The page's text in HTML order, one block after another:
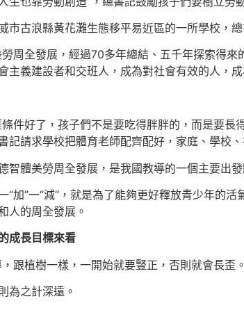
市古浪縣黃花灘生態移平易近區的一所學校，
勞周全發展，經過70多年總結、五千年探索得
主義建設者和交班人，成為對社會有效的人，成
件好了，孩子們不是要吃得胖胖的，而是要長
記請求學校把體育老師配齊配好，家庭、學校
智體美勞周全發展，是我國教導的一個主要出發
“加”一“減”，就是為了能夠更好釋放青少年的
人的周全發展。
成長目標來看
，跟植樹一樣，一開始就要豎正，否則就會長歪
為之計深遠。